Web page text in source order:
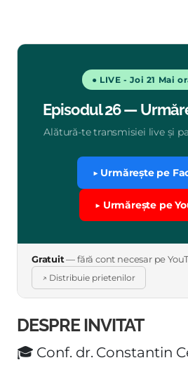
● LIVE - Joi 21 Mai
Episodul 26 —
Alătură-te transmisiei live și
▶ Urmărește pe
▶ Urmărește pe
Gratuit— fără cont necesar pe
↗ Distribuie prietenilor
DESPRE INVITAT
🎓 Conf. dr. Constantin